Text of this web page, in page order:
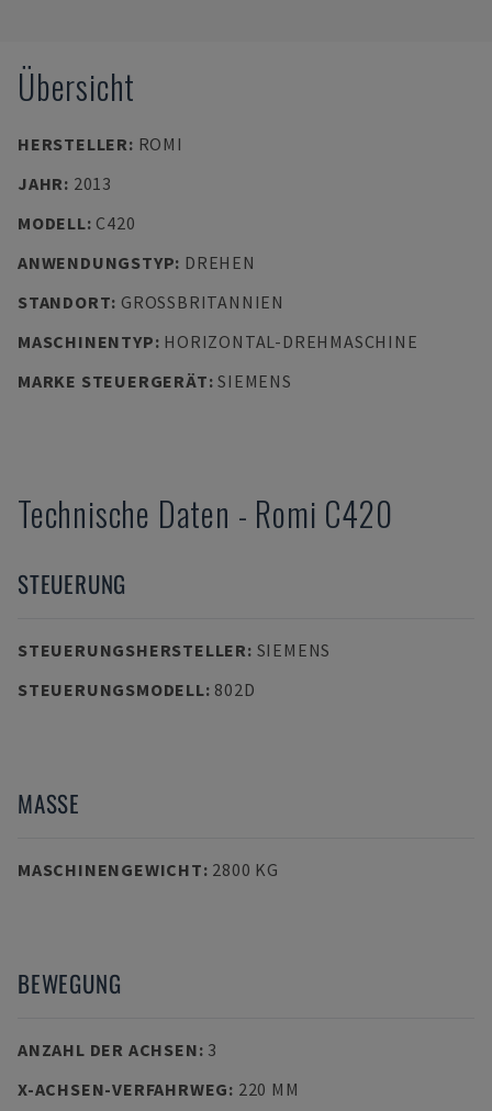
Übersicht
HERSTELLER: ROMI
JAHR: 2013
MODELL: C420
ANWENDUNGSTYP: DREHEN
STANDORT: GROSSBRITANNIEN
MASCHINENTYP: HORIZONTAL-DREHMASCHINE
MARKE STEUERGERÄT:SIEMENS
Technische Daten - Romi C420
STEUERUNG
STEUERUNGSHERSTELLER: SIEMENS
STEUERUNGSMODELL: 802D
MASSE
MASCHINENGEWICHT: 2800 KG
BEWEGUNG
ANZAHL DER ACHSEN: 3
X-ACHSEN-VERFAHRWEG: 220 MM